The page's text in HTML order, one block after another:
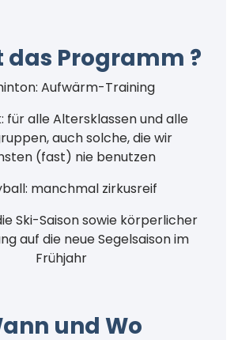
das Programm ?
Aufwärm-Training
für alle Altersklassen und alle
auch solche, die wir
(fast) nie benutzen
manchmal zirkusreif
Ski-Saison sowie körperlicher
auf die neue Segelsaison im
Frühjahr
und Wo